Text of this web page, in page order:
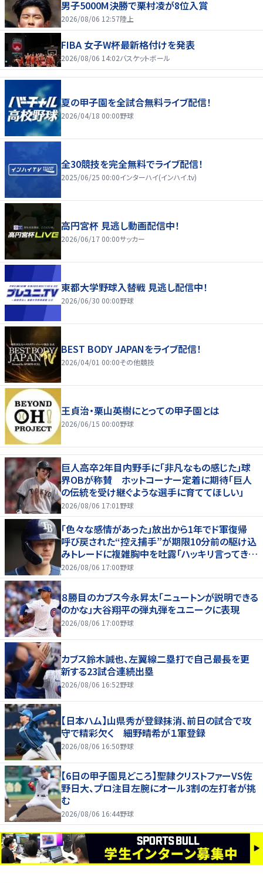
男子5000M決勝で栗村凌が8位入賞
2026/08/06 12:57陸上
FIBA 女子W杯最新格付けを発表
2026/08/06 14:02バスケットボール
夏の甲子園を全試合無料ライブ配信！
2026/04/18 00:00野球
全30競技を完全無料でライブ配信！
2025/06/25 00:00インターハイ(インハイ.tv)
高円宮杯 見逃し動画配信中！
2026/06/17 00:00サッカー
東都大学野球入替戦 見逃し配信中！
2026/06/30 00:00野球
BEST BODY JAPANをライブ配信！
2026/04/01 00:00その他競技
王貞治・栗山英樹にとっての甲子園とは
2026/06/15 00:00野球
巨人高卒2年目内野手に「非凡なもの感じた」球
界OBが称賛 ホットコーナー定着に期待「巨人
の伝統を受け継ぐような選手に育ててほしい」
2026/08/06 17:01野球
「色々な感情があった」放出から1年でド軍復帰
呼び戻された“控え捕手”が期限10分前の駆け込
みトレードに複雑胸中を吐露「ハッキリ言ってきつ
かった」
2026/08/06 17:00野球
８勝目のカブス今永昇太「ニュートンが説明できる
のかな」大谷翔平の弾丸弾をユニークに表現
2026/08/06 17:00野球
カブス鈴木誠也、左翼線二塁打で自己最長を更
新する23試合連続出塁
2026/08/06 16:52野球
【日本ハム】山県秀が登録抹消、前日の試合で攻
守で精彩欠く 細野晴希が１軍登録
2026/08/06 16:50野球
【6日の甲子園見どころ】聖隷クリストファーVS佐
野日大、プロ注目左腕にオール3割の左打者が挑
む
2026/08/06 16:44野球